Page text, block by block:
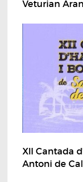
Veturian
XII Cantada
Antoni de